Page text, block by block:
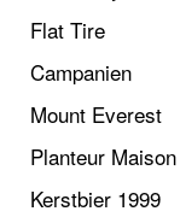
Flat Tire
Campanien
Mount Everest
Planteur Maison
Kerstbier 1999